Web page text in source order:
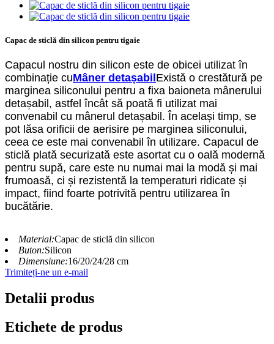
Capac de sticlă din silicon pentru tigaie
Capacul nostru din silicon este de obicei utilizat în
combinație cuMâner detașabil Există o crestătură pe
marginea siliconului pentru a fixa baioneta mânerului
detașabil, astfel încât să poată fi utilizat mai
convenabil cu mânerul detașabil. În același timp, se
pot lăsa orificii de aerisire pe marginea siliconului,
ceea ce este mai convenabil în utilizare. Capacul de
sticlă plată securizată este asortat cu o oală modernă
pentru supă, care este nu numai mai la modă și mai
frumoasă, ci și rezistentă la temperaturi ridicate și
impact, fiind foarte potrivită pentru utilizarea în
bucătărie.
Material:Capac de sticlă din silicon
Buton:Silicon
Dimensiune:16/20/24/28 cm
Trimiteți-ne un e-mail
Detalii produs
Etichete de produs